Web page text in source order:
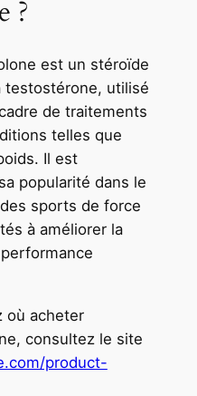
?
est un stéroïde
testostérone, utilisé
de traitements
telles que
Il est
popularité dans le
sports de force
à améliorer la
où acheter
consultez le site
product-